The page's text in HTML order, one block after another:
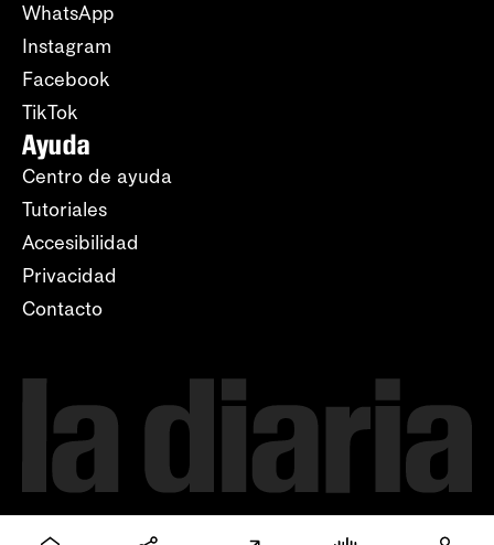
WhatsApp
Instagram
Facebook
TikTok
Ayuda
Centro de ayuda
Tutoriales
Accesibilidad
Privacidad
Contacto